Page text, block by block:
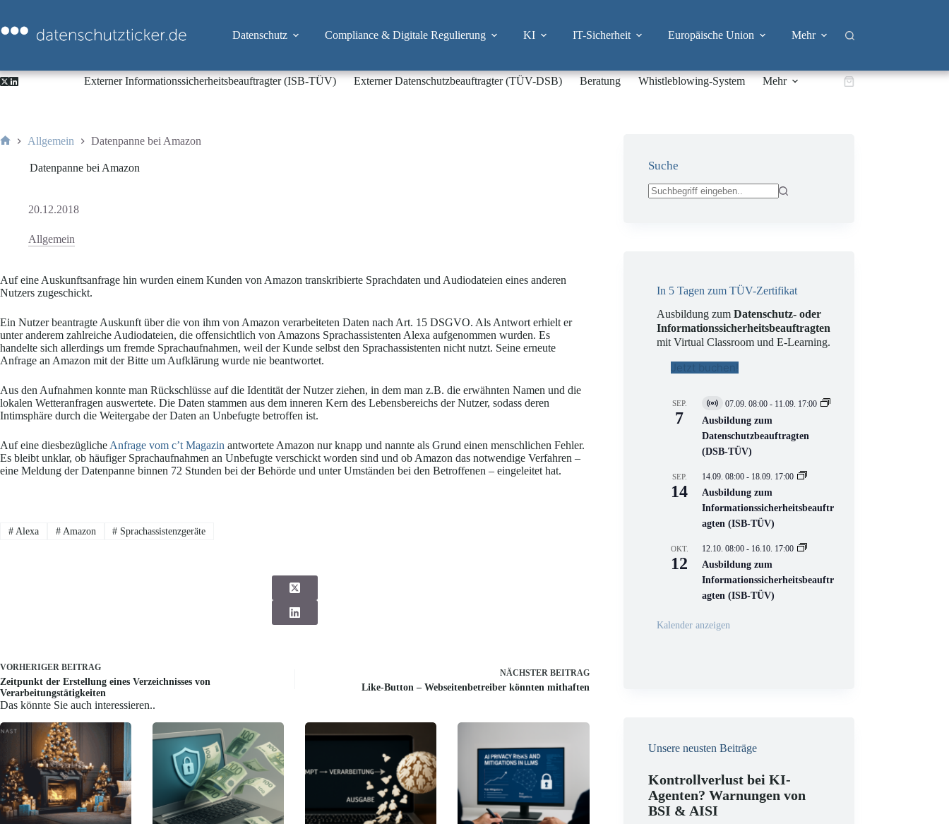
springen
Datenschutz Compliance & Digitale Regulierung KI IT-Sicherheit Europäische Union Mehr
Externer Informationssicherheitsbeauftragter (ISB-TÜV) Externer Datenschutzbeauftragter (TÜV-DSB) Beratung Whistleblowing-System Mehr Warenkorb
Allgemein Datenpanne bei Amazon
Datenpanne bei Amazon
20.12.2018
Allgemein
Auf eine Auskunftsanfrage hin wurden einem Kunden von Amazon transkribierte Sprachdaten und Audiodateien eines anderen
Nutzers zugeschickt.
Ein Nutzer beantragte Auskunft über die von ihm von Amazon verarbeiteten Daten nach Art. 15 DSGVO. Als Antwort erhielt er
unter anderem zahlreiche Audiodateien, die offensichtlich von Amazons Sprachassistenten Alexa aufgenommen wurden. Es
handelte sich allerdings um fremde Sprachaufnahmen, weil der Kunde selbst den Sprachassistenten nicht nutzt. Seine erneute
Anfrage an Amazon mit der Bitte um Aufklärung wurde nie beantwortet.
Aus den Aufnahmen konnte man Rückschlüsse auf die Identität der Nutzer ziehen, in dem man z.B. die erwähnten Namen und die
lokalen Wetteranfragen auswertete. Die Daten stammen aus dem inneren Kern des Lebensbereichs der Nutzer, sodass deren
Intimsphäre durch die Weitergabe der Daten an Unbefugte betroffen ist.
Auf eine diesbezügliche Anfrage vom c’t Magazin antwortete Amazon nur knapp und nannte als Grund einen menschlichen Fehler.
Es bleibt unklar, ob häufiger Sprachaufnahmen an Unbefugte verschickt worden sind und ob Amazon das notwendige Verfahren –
eine Meldung der Datenpanne binnen 72 Stunden bei der Behörde und unter Umständen bei den Betroffenen – eingeleitet hat.
#Alexa #Amazon # Sprachassistenzgeräte
VORHERIGER BEITRAG
Zeitpunkt der Erstellung eines Verzeichnisses von
Verarbeitungstätigkeiten
NÄCHSTER BEITRAG
Like-Button – Webseitenbetreiber könnten mithaften
Das könnte Sie auch interessieren..
Suche
In 5 Tagen zum TÜV-Zertifikat
Ausbildung zumDatenschutz- oder
Informationssicherheitsbeauftragten
mit Virtual Classroom und E-Learning.
Jetzt buchen!
SEP.
7
V
i
t
u
l
V
e
r
n
s
t
a
t
n
07.09. 08:00 - 11.09. 17:00
Ausbildung zum
Datenschutzbeauftragten
(DSB-TÜV)
SEP.
14
14.09. 08:00 - 18.09. 17:00
Ausbildung zum
Informationssicherheitsbeauftr
agten (ISB-TÜV)
OKT.
12
12.10. 08:00 - 16.10. 17:00
Ausbildung zum
Informationssicherheitsbeauftr
agten (ISB-TÜV)
Kalender anzeigen
Unsere neusten Beiträge
Kontrollverlust bei KI-
Agenten? Warnungen von
BSI & AISI